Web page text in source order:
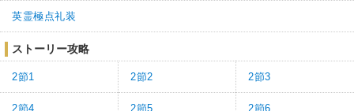
英霊極点礼装
ストーリー攻略
2節1 2節2 2節3
2節4 2節5 2節6